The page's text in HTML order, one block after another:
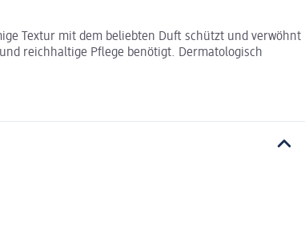
Textur mit dem beliebten Duft schützt und verwöhnt
reichhaltige Pflege benötigt. Dermatologisch